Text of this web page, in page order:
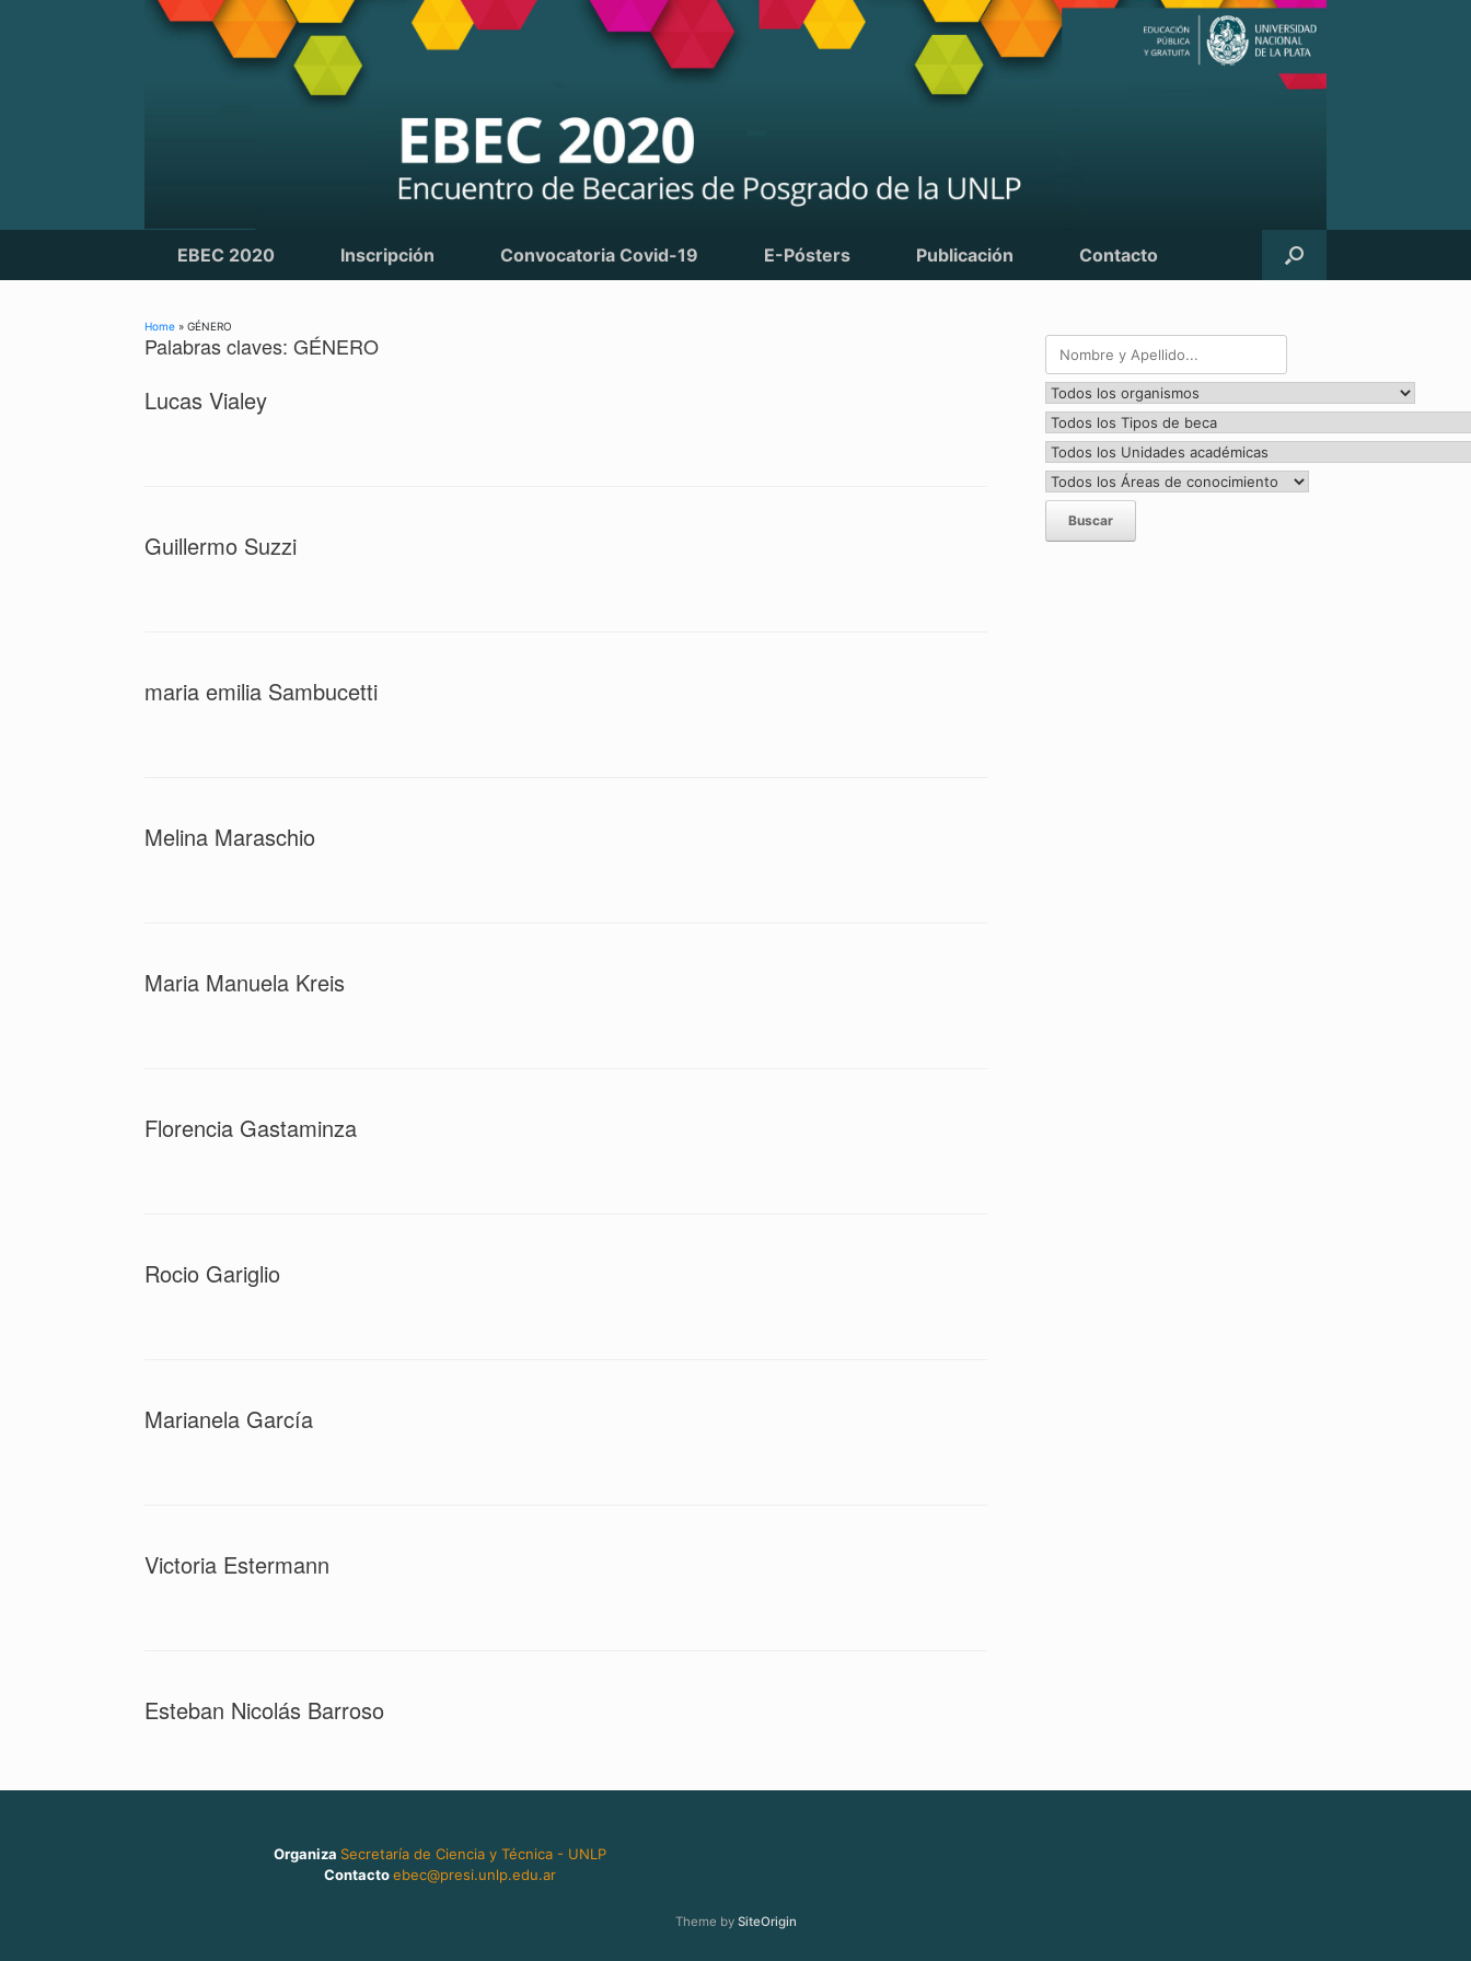
EBEC 2020 Inscripción Convocatoria Covid-19 E-Pósters Publicación Contacto
Home » GÉNERO
Palabras claves: GÉNERO
Lucas Vialey
Guillermo Suzzi
maria emilia Sambucetti
Melina Maraschio
Maria Manuela Kreis
Florencia Gastaminza
Rocio Gariglio
Marianela García
Victoria Estermann
Esteban Nicolás Barroso
Organiza Secretaría de Ciencia y Técnica - UNLP
Contactoebec@presi.unlp.edu.ar
Theme by SiteOrigin